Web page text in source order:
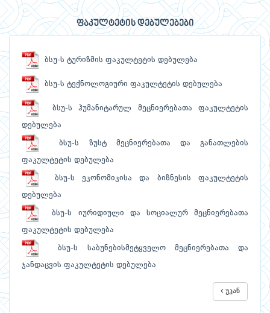
ფაკულტეტის დებულებები
ბსუ-ს ტურიზმის ფაკულტეტის დებულება
ბსუ-ს ტექნოლოგიური ფაკულტეტის დებულება
ბსუ-ს ჰუმანიტარულ მეცნიერებათა ფაკულტეტის
დებულება
ბსუ-ს ზუსტ მეცნიერებათა და განათლების
ფაკულტეტის დებულება
ბსუ-ს ეკონომიკისა და ბიზნესის ფაკულტეტის
დებულება
ბსუ-ს იურიდიული და სოციალურ მეცნიერებათა
ფაკულტეტის დებულება
ბსუ-ს საბუნებისმეტყველო მეცნიერებათა და
ჯანდაცვის ფაკულტეტის დებულება
უკან